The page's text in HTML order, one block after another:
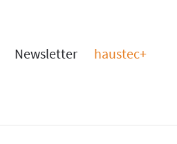
Newsletter haustec+